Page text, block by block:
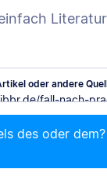
oder andere
des oder dem?